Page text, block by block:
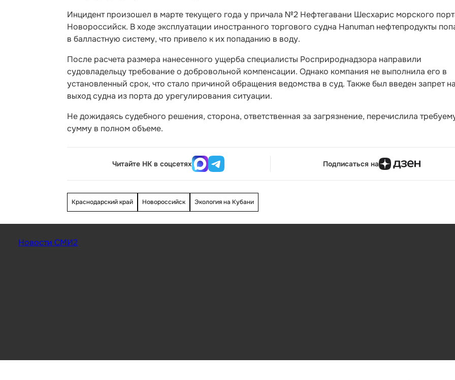
Инцидент произошел в марте текущего года у причала №2 Нефтегавани Шесхарис морского
Новороссийск. В ходе эксплуатации иностранного торгового судна Hanuman нефтепродукты
в балластную систему, что привело к их попаданию в воду.
После расчета размера нанесенного ущерба специалисты Росприроднадзора направили
судовладельцу требование о добровольной компенсации. Однако компания не выполнила его в
установленный срок, что стало причиной обращения ведомства в суд. Также был введен запрет на
выход судна из порта до урегулирования ситуации.
Не дожидаясь судебного решения, сторона, ответственная за загрязнение, перечислила
сумму в полном объеме.
Читайте НК в соцсетях Подписаться на
Краснодарский край Новороссийск Экология на Кубани
Новости СМИ2